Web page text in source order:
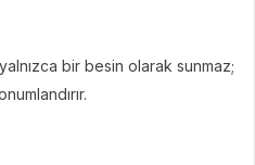
bir besin olarak sunmaz;